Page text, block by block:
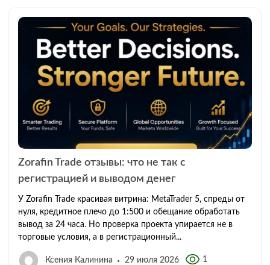
Zorafin Trade отзывы: что не так с
регистрацией и выводом денег
У Zorafin Trade красивая витрина: MetaTrader 5, спреды от
нуля, кредитное плечо до 1:500 и обещание обработать
вывод за 24 часа. Но проверка проекта упирается не в
торговые условия, а в регистрационный...
Ксения Калинина 29 июля 2026 1